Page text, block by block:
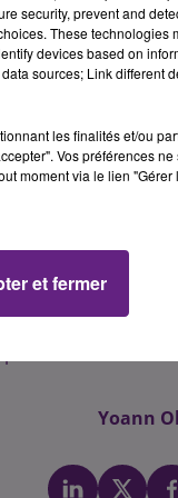
consiste en
dispos�es
en passant
de Pasteur
C'est un
forte
d'air,
lors de
Yoann
security, prevent and
These technologies
devices based on
sources; Link different
les finalités et/ou
Vos préférences
moment via le lien
et fermer